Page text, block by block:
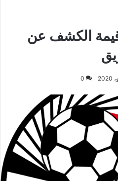
: قيمة الكشف عن
0